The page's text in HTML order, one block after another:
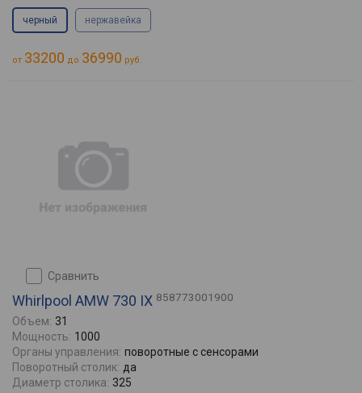
черный нержавейка
от 33200 до 36990 руб.
сравнить
Whirlpool AMW 730 IX 858773001900
Объем: 31
Мощность: 1000
Органы управления: поворотные с сенсорами
Поворотный столик: да
Диаметр столика: 325